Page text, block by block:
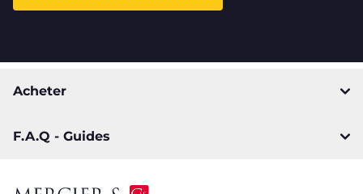
Acheter
F.A.Q - Guides